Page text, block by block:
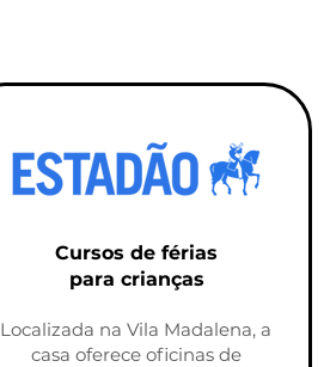
Cursos de férias
para crianças
Localizada na Vila Madalena, a
casa oferece oficinas de